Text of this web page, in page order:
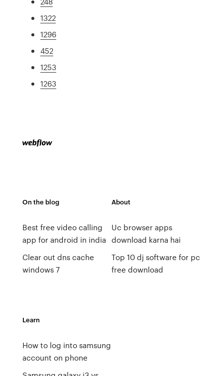
1322
1296
452
1253
1263
On the blog
Best free video calling
app for android in india
Clear out dns cache
windows 7
About
Uc browser apps
download karna hai
Top 10 dj software for pc
free download
Learn
How to log into samsung
account on phone